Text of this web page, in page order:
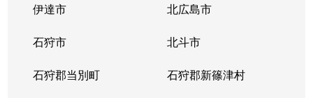
伊達市 北広島市
石狩市 北斗市
石狩郡当別町 石狩郡新篠津村